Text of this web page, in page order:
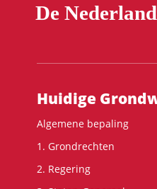
De
Hoofdnavigatie
Huidige
Algemene bepaling
1. Grondrechten
2. Regering